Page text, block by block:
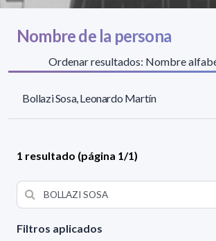
Filtros aplicados
Nombre de la persona
Ordenar resultados: Nombre
Bollazi Sosa, Leonardo Martín
1 resultado (página 1/1)